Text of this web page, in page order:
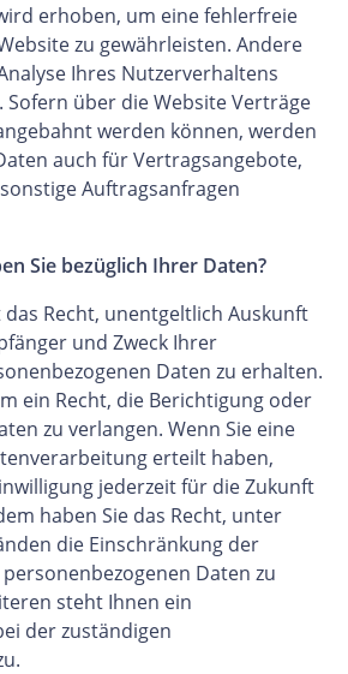
erhoben, um eine fehlerfreie
zu gewährleisten. Andere
Ihres Nutzerverhaltens
über die Website Verträge
werden können, werden
auch für Vertragsangebote,
Auftragsanfragen
Sie bezüglich Ihrer Daten?
Recht, unentgeltlich Auskunft
und Zweck Ihrer
Daten zu erhalten.
ein Recht, die Berichtigung oder
zu verlangen. Wenn Sie eine
erteilt haben,
jederzeit für die Zukunft
haben Sie das Recht, unter
die Einschränkung der
Daten zu
steht Ihnen ein
der zuständigen